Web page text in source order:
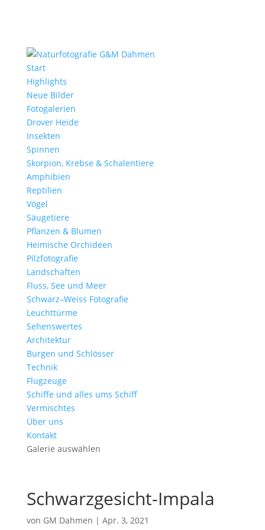
Start
Highlights
Neue Bilder
Fotogalerien
Drover Heide
Insekten
Spinnen
Skorpion, Krebse & Schalentiere
Amphibien
Reptilien
Vögel
Säugetiere
Pflanzen & Blumen
Heimische Orchideen
Pilzfotografie
Landschaften
Fluss, See und Meer
Schwarz–Weiss Fotografie
Leuchttürme
Sehenswertes
Architektur
Burgen und Schlösser
Technik
Flugzeuge
Schiffe und alles ums Schiff
Vermischtes
Über uns
Kontakt
Galerie auswählen
Schwarzgesicht-Impala
von GM Dahmen | Apr. 3, 2021